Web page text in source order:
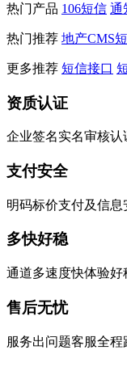
热门产品 106短信 通
热门推荐 地产CMS
更多推荐 短信接口
资质认证
企业签名实名审核认
支付安全
明码标价支付及信息
多快好稳
通道多速度快体验好
售后无忧
服务出问题客服全程